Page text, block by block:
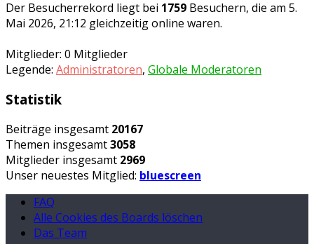
Der Besucherrekord liegt bei 1759 Besuchern, die am 5.
Mai 2026, 21:12 gleichzeitig online waren.
Mitglieder: 0 Mitglieder
Legende: Administratoren, Globale Moderatoren
Statistik
Beiträge insgesamt 20167
Themen insgesamt3058
Mitglieder insgesamt 2969
Unser neuestes Mitglied: bluescreen
FAQ
Alle Cookies des Boards löschen
Das Team